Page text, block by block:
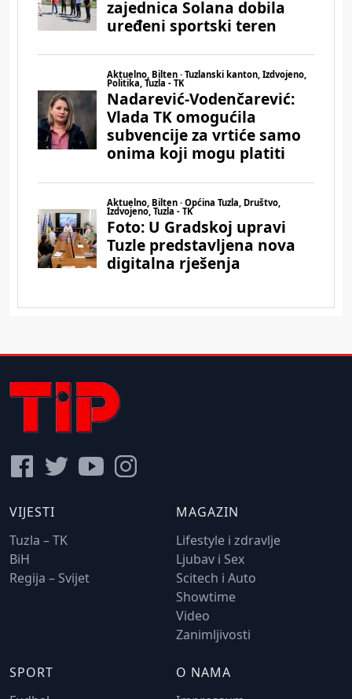
VIJESTI
Tuzla – TK
BiH
Regija – Svijet
MAGAZIN
Lifestyle i zdravlje
Ljubav i Sex
Scitech i Auto
Showtime
Video
Zanimljivosti
SPORT
O NAMA